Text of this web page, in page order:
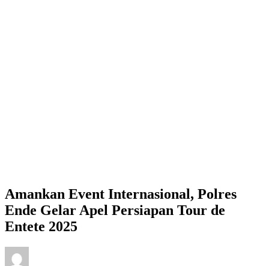
Amankan Event Internasional, Polres
Ende Gelar Apel Persiapan Tour de
Entete 2025